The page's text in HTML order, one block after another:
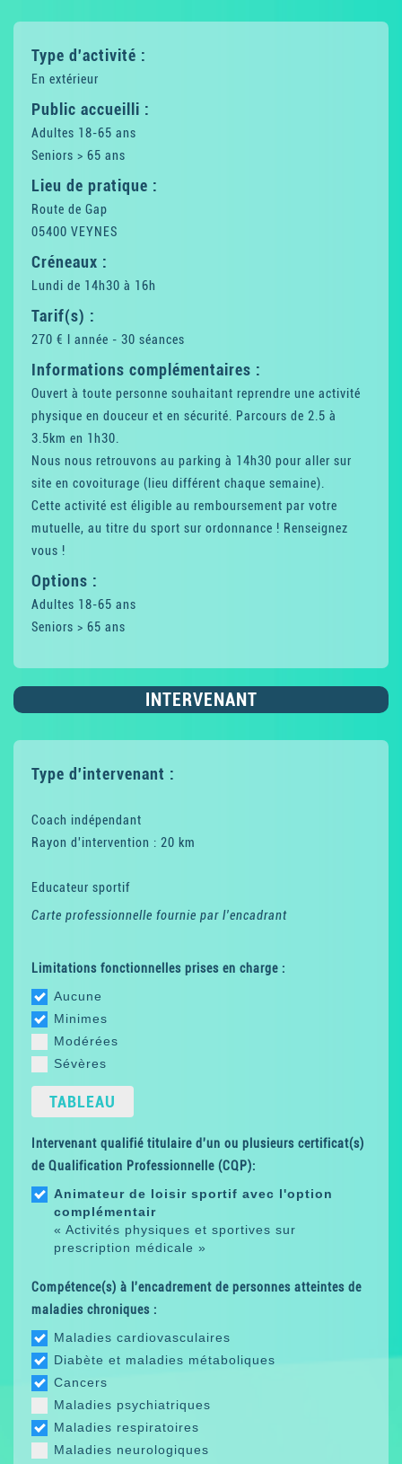
Type d'activité :
En extérieur
Public accueilli :
Adultes 18-65 ans
Seniors > 65 ans
Lieu de pratique :
Route de Gap
05400 VEYNES
Créneaux :
Lundi de 14h30 à 16h
Tarif(s) :
270 € l année - 30 séances
Informations complémentaires :
Ouvert à toute personne souhaitant reprendre une activité
physique en douceur et en sécurité. Parcours de 2.5 à
3.5km en 1h30.
Nous nous retrouvons au parking à 14h30 pour aller sur
site en covoiturage (lieu différent chaque semaine).
Cette activité est éligible au remboursement par votre
mutuelle, au titre du sport sur ordonnance ! Renseignez
vous !
Options :
Adultes 18-65 ans
Seniors > 65 ans
INTERVENANT
Type d'intervenant :
Coach indépendant
Rayon d'intervention : 20 km
Educateur sportif
Carte professionnelle fournie par l'encadrant
Limitations fonctionnelles prises en charge :
Aucune
Minimes
Modérées
Sévères
TABLEAU
Intervenant qualifié titulaire d'un ou plusieurs certificat(s)
de Qualification Professionnelle (CQP):
Animateur de loisir sportif avec l'option
complémentair
« Activités physiques et sportives sur
prescription médicale »
Compétence(s) à l'encadrement de personnes atteintes de
maladies chroniques :
Maladies cardiovasculaires
Diabète et maladies métaboliques
Cancers
Maladies psychiatriques
Maladies respiratoires
Maladies neurologiques